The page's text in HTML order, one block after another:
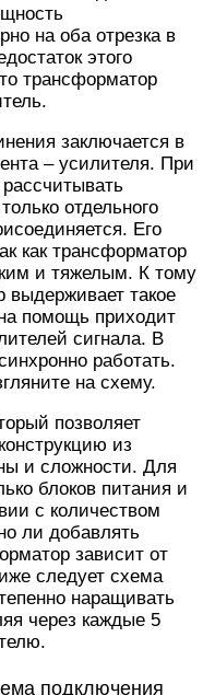
на оба отрезка в
этого
трансформатор
заключается в
– усилителя. При
отдельного
Его
как трансформатор
и тяжелым. К тому
выдерживает такое
помощь приходит
сигнала. В
работать.
на схему.
позволяет
из
и сложности. Для
блоков питания и
с количеством
ли добавлять
зависит от
следует схема
наращивать
через каждые 5
подключения